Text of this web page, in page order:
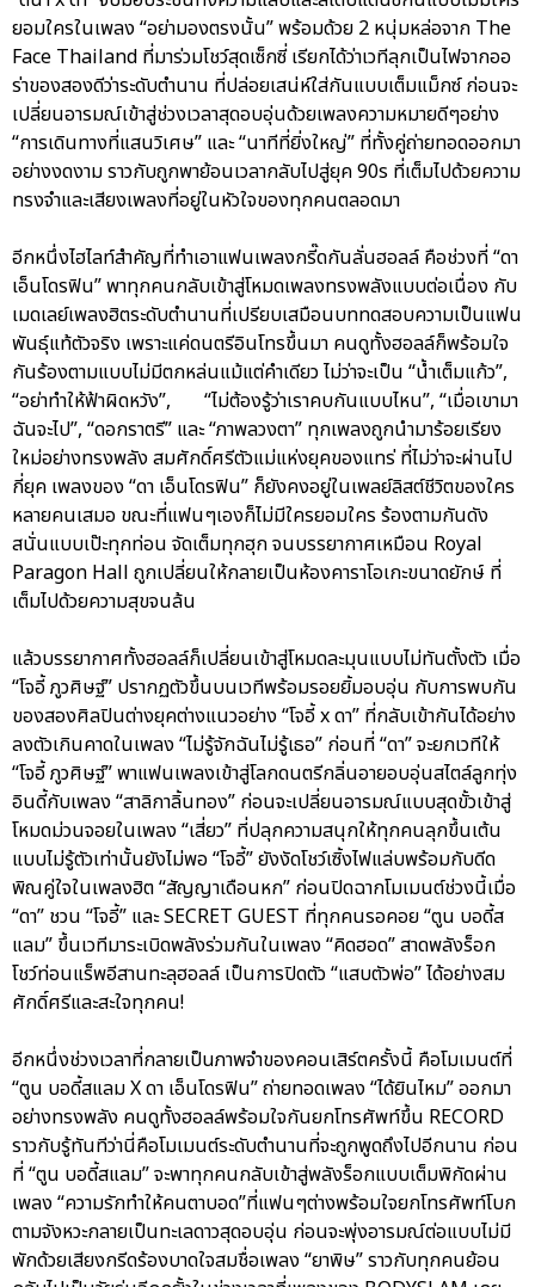
ยอมใครในเพลง “อย่ามองตรงนั้น” พร้อมด้วย 2 หนุ่มหล่อจาก The
Face Thailand ที่มาร่วมโชว์สุดเซ็กซี่ เรียกได้ว่าเวทีลุกเป็นไฟจากออ
ร่าของสองดีว่าระดับตำนาน ที่ปล่อยเสน่ห์ใส่กันแบบเต็มแม็กซ์ ก่อนจะ
เปลี่ยนอารมณ์เข้าสู่ช่วงเวลาสุดอบอุ่นด้วยเพลงความหมายดีๆอย่าง
“การเดินทางที่แสนวิเศษ” และ “นาทีที่ยิ่งใหญ่” ที่ทั้งคู่ถ่ายทอดออกมา
อย่างงดงาม ราวกับถูกพาย้อนเวลากลับไปสู่ยุค 90s ที่เต็มไปด้วยความ
ทรงจำและเสียงเพลงที่อยู่ในหัวใจของทุกคนตลอดมา
อีกหนึ่งไฮไลท์สำคัญที่ทำเอาแฟนเพลงกรี๊ดกันลั่นฮอลล์ คือช่วงที่ “ดา
เอ็นโดรฟิน” พาทุกคนกลับเข้าสู่โหมดเพลงทรงพลังแบบต่อเนื่อง กับ
เมดเลย์เพลงฮิตระดับตำนานที่เปรียบเสมือนบททดสอบความเป็นแฟน
พันธุ์แท้ตัวจริง เพราะแค่ดนตรีอินโทรขึ้นมา คนดูทั้งฮอลล์ก็พร้อมใจ
กันร้องตามแบบไม่มีตกหล่นแม้แต่คำเดียว ไม่ว่าจะเป็น “น้ำเต็มแก้ว”,
“อย่าทำให้ฟ้าผิดหวัง”, “ไม่ต้องรู้ว่าเราคบกันแบบไหน”, “เมื่อเขามา
ฉันจะไป”, “ดอกราตรี” และ “ภาพลวงตา” ทุกเพลงถูกนำมาร้อยเรียง
ใหม่อย่างทรงพลัง สมศักดิ์ศรีตัวแม่แห่งยุคของแทร่ ที่ไม่ว่าจะผ่านไป
กี่ยุค เพลงของ “ดา เอ็นโดรฟิน” ก็ยังคงอยู่ในเพลย์ลิสต์ชีวิตของใคร
หลายคนเสมอ ขณะที่แฟนๆเองก็ไม่มีใครยอมใคร ร้องตามกันดัง
สนั่นแบบเป๊ะทุกท่อน จัดเต็มทุกฮุก จนบรรยากาศเหมือน Royal
Paragon Hall ถูกเปลี่ยนให้กลายเป็นห้องคาราโอเกะขนาดยักษ์ ที่
เต็มไปด้วยความสุขจนล้น
แล้วบรรยากาศทั้งฮอลล์ก็เปลี่ยนเข้าสู่โหมดละมุนแบบไม่ทันตั้งตัว เมื่อ
“โจอี้ ภูวศิษฐ์” ปรากฏตัวขึ้นบนเวทีพร้อมรอยยิ้มอบอุ่น กับการพบกัน
ของสองศิลปินต่างยุคต่างแนวอย่าง “โจอี้ x ดา” ที่กลับเข้ากันได้อย่าง
ลงตัวเกินคาดในเพลง “ไม่รู้จักฉันไม่รู้เธอ” ก่อนที่ “ดา” จะยกเวทีให้
“โจอี้ ภูวศิษฐ์” พาแฟนเพลงเข้าสู่โลกดนตรีกลิ่นอายอบอุ่นสไตล์ลูกทุ่ง
อินดี้กับเพลง “สาลิกาลิ้นทอง” ก่อนจะเปลี่ยนอารมณ์แบบสุดขั้วเข้าสู่
โหมดม่วนจอยในเพลง “เสี่ยว” ที่ปลุกความสนุกให้ทุกคนลุกขึ้นเต้น
แบบไม่รู้ตัวเท่านั้นยังไม่พอ “โจอี้” ยังงัดโชว์เซิ้งไฟแล่บพร้อมกับดีด
พิณคู่ใจในเพลงฮิต “สัญญาเดือนหก” ก่อนปิดฉากโมเมนต์ช่วงนี้เมื่อ
“ดา” ชวน “โจอี้” และ SECRET GUEST ที่ทุกคนรอคอย “ตูน บอดี้ส
แลม” ขึ้นเวทีมาระเบิดพลังร่วมกันในเพลง “คิดฮอด” สาดพลังร็อก
โชว์ท่อนแร็พอีสานทะลุฮอลล์ เป็นการปิดตัว “แสบตัวพ่อ” ได้อย่างสม
ศักดิ์ศรีและสะใจทุกคน!
อีกหนึ่งช่วงเวลาที่กลายเป็นภาพจำของคอนเสิร์ตครั้งนี้ คือโมเมนต์ที่
“ตูน บอดี้สแลม X ดา เอ็นโดรฟิน” ถ่ายทอดเพลง “ได้ยินไหม” ออกมา
อย่างทรงพลัง คนดูทั้งฮอลล์พร้อมใจกันยกโทรศัพท์ขึ้น RECORD
ราวกับรู้ทันทีว่านี่คือโมเมนต์ระดับตำนานที่จะถูกพูดถึงไปอีกนาน ก่อน
ที่ “ตูน บอดี้สแลม” จะพาทุกคนกลับเข้าสู่พลังร็อกแบบเต็มพิกัดผ่าน
เพลง “ความรักทำให้คนตาบอด”ที่แฟนๆต่างพร้อมใจยกโทรศัพท์โบก
ตามจังหวะกลายเป็นทะเลดาวสุดอบอุ่น ก่อนจะพุ่งอารมณ์ต่อแบบไม่มี
พักด้วยเสียงกรีดร้องบาดใจสมชื่อเพลง “ยาพิษ” ราวกับทุกคนย้อน